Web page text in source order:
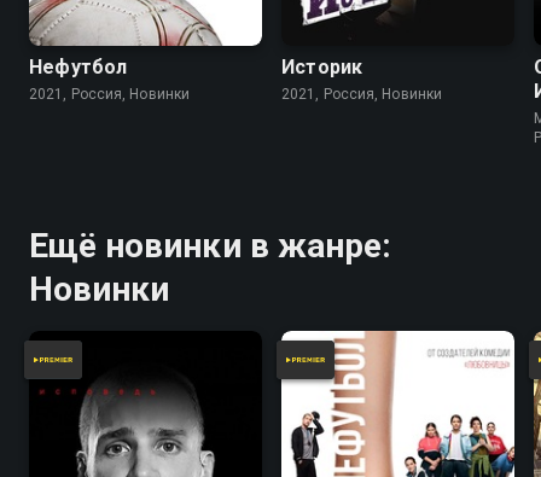
Нефутбол
2021, Россия, Новинки
Историк
2021, Россия, Новинки
Ещё новинки в жанре:
Новинки